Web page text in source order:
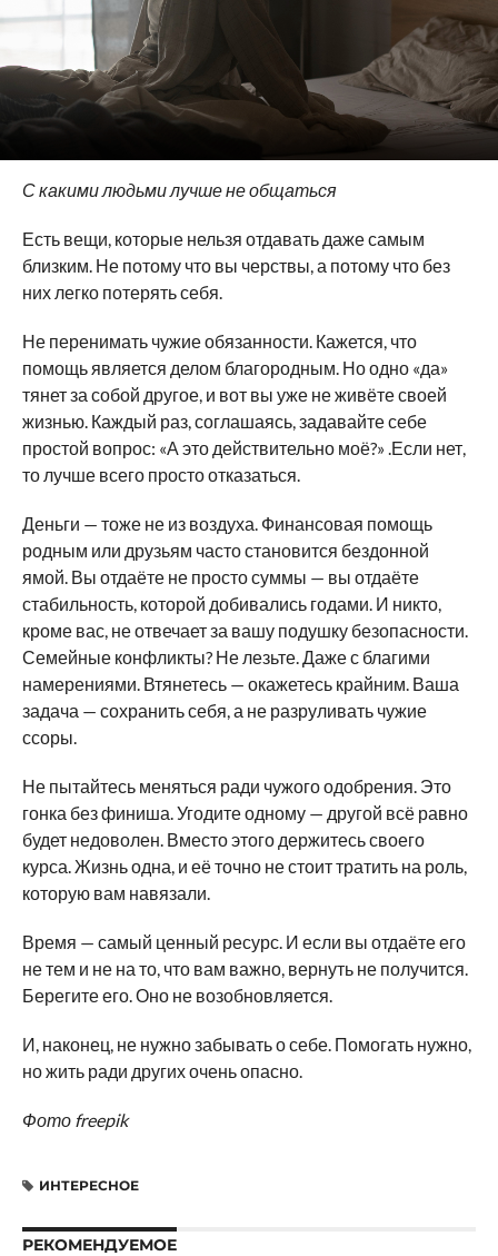
С какими людьми лучше не общаться
Есть вещи, которые нельзя отдавать даже самым
близким. Не потому что вы черствы, а потому что без
них легко потерять себя.
Не перенимать чужие обязанности. Кажется, что
помощь является делом благородным. Но одно «да»
тянет за собой другое, и вот вы уже не живёте своей
жизнью. Каждый раз, соглашаясь, задавайте себе
простой вопрос: «А это действительно моё?» .Если нет,
то лучше всего просто отказаться.
Деньги — тоже не из воздуха. Финансовая помощь
родным или друзьям часто становится бездонной
ямой. Вы отдаёте не просто суммы — вы отдаёте
стабильность, которой добивались годами. И никто,
кроме вас, не отвечает за вашу подушку безопасности.
Семейные конфликты? Не лезьте. Даже с благими
намерениями. Втянетесь — окажетесь крайним. Ваша
задача — сохранить себя, а не разруливать чужие
ссоры.
Не пытайтесь меняться ради чужого одобрения. Это
гонка без финиша. Угодите одному — другой всё равно
будет недоволен. Вместо этого держитесь своего
курса. Жизнь одна, и её точно не стоит тратить на роль,
которую вам навязали.
Время — самый ценный ресурс. И если вы отдаёте его
не тем и не на то, что вам важно, вернуть не получится.
Берегите его. Оно не возобновляется.
И, наконец, не нужно забывать о себе. Помогать нужно,
но жить ради других очень опасно.
Фото freepik
ИНТЕРЕСНОЕ
РЕКОМЕНДУЕМОЕ